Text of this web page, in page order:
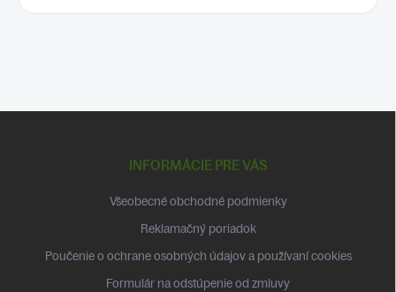
INFORMÁCIE PRE VÁS
Všeobecné obchodné podmienky
Reklamačný poriadok
Poučenie o ochrane osobných údajov a používaní cookies
Formulár na odstúpenie od zmluvy